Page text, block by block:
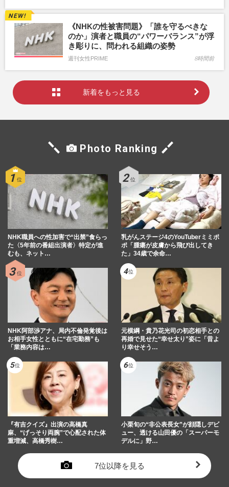
《NHKの性被害問題》「誰を守るべきな
のか」演者と職員の“パワーバランス”が浮
き彫りに、問われる組織の姿勢
週刊女性PRIME 8時間前
新着をもっと見る
Photo Ranking
NHK職員への性加害で“出禁”食らっ
た〈5年前の番組出演者〉特定が進
むも、ネット…
乳がんステージ4のYouTuberミミポ
ポ「腫瘍が皮膚から飛び出してき
た」34歳で余命…
NHK阿部渉アナ、局内不倫発覚後は
お相手女性とともに“在宅勤務”も
「業務内容は…
元横綱・貴乃花光司の初恋相手との
再婚で見せた“幸せ太り”姿に「昔よ
り幸せそう…
『有吉クイズ』出演の高橋真
麻、“げっそり両腕”で心配された体
重増減、高橋秀樹…
小栗旬の“非公表長女”が顔隠しデビ
ュー、透ける山田優の「スーパーモ
デルに」野…
7位以降を見る